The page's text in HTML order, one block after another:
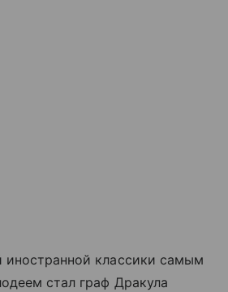
классики самым
стал граф Дракула